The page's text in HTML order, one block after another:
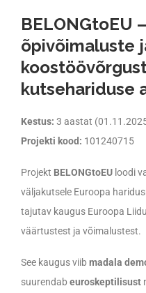
BELONGtoEU
õpivõimaluste
kutsehariduse
Kestus: 3 aastat
Projekti kood: 101240715
Projekt BELONGtoEU loodi
väljakutsele Euroopa
tajutav kaugus Euroopa
väärtustest ja võimalustest.
See kaugus viib madala
suurendab euroskeptilisust